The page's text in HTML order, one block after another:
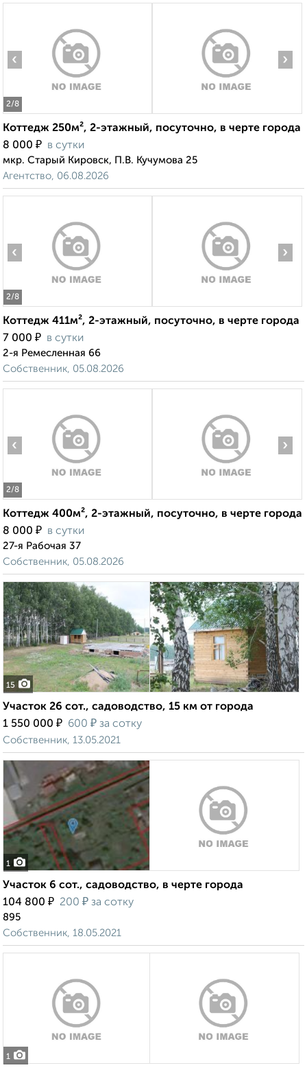
2/8
‹ ›
Коттедж 250м², 2-этажный, посуточно, в черте города
8 000 ₽ в сутки
мкр. Старый Кировск, П.В. Кучумова 25
Агентство, 06.08.2026
2/8
‹ ›
Коттедж 411м², 2-этажный, посуточно, в черте города
7 000 ₽ в сутки
2-я Ремесленная 66
Собственник, 05.08.2026
2/8
‹ ›
Коттедж 400м², 2-этажный, посуточно, в черте города
8 000 ₽ в сутки
27-я Рабочая 37
Собственник, 05.08.2026
15
Участок 26 сот., садоводство, 15 км от города
1 550 000 ₽ 600 ₽ за сотку
Собственник, 13.05.2021
1
Участок 6 сот., садоводство, в черте города
104 800 ₽ 200 ₽ за сотку
895
Собственник, 18.05.2021
1